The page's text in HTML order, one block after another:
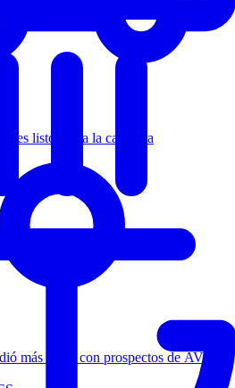
listos para la carretera
más autos con prospectos de AVA